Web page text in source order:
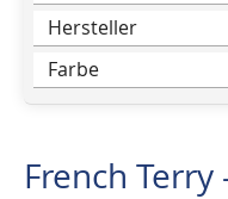
French Terry
Hersteller
Farbe